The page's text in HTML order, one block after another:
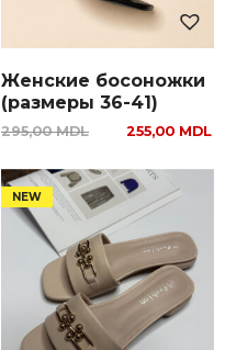
Женские босоножки
(размеры 36-41)
295,00MDL 255,00 MDL